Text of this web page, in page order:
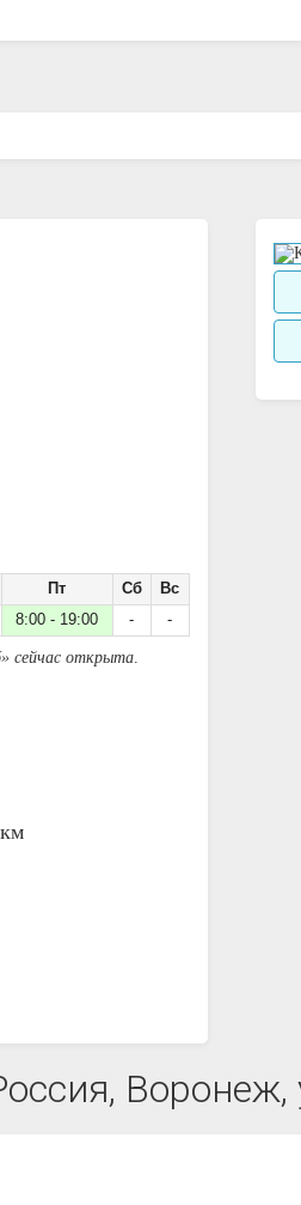
Пт Сб
Вс
8:00 - 19:00 - -
сейчас открыта.